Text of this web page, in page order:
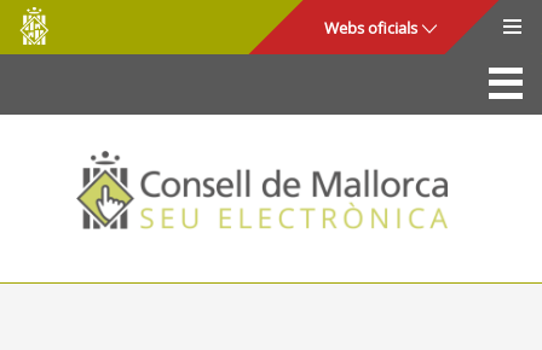
Salta al contingut principal
Consell
de
Mallorca
Webs oficials
La Seu
Consell de Mallorca
Accés i seguretat
Utilitats